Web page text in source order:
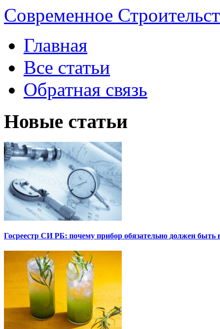
Современное
Главная
Все статьи
Обратная связь
Новые статьи
Госреестр СИ РБ: почему прибор обязательно должен быть